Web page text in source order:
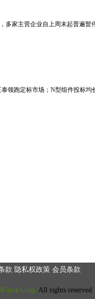
多家主营企业自上周末起普遍暂
领跑定标市场；N型组件投标均
款 隐私权政策 会员条款
Corp. All rights reserved